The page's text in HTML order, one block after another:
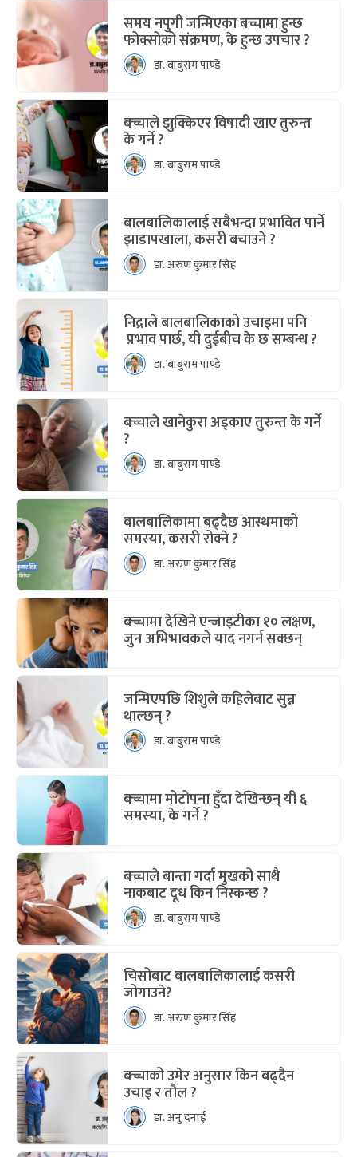
समय नपुगी जन्मिएका बच्चामा हुन्छ
फोक्सोको संक्रमण, के हुन्छ उपचार ?
डा. बाबुराम पाण्डे
बच्चाले झुक्किएर विषादी खाए तुरुन्त
के गर्ने ?
डा. बाबुराम पाण्डे
बालबालिकालाई सबैभन्दा प्रभावित पार्ने
झाडापखाला, कसरी बचाउने ?
डा. अरुण कुमार सिंह
निद्राले बालबालिकाको उचाइमा पनि
प्रभाव पार्छ, यी दुईबीच के छ सम्बन्ध ?
डा. बाबुराम पाण्डे
बच्चाले खानेकुरा अड्काए तुरुन्त के गर्ने
?
डा. बाबुराम पाण्डे
बालबालिकामा बढ्दैछ आस्थमाको
समस्या, कसरी रोक्ने ?
डा. अरुण कुमार सिंह
बच्चामा देखिने एन्जाइटीका १० लक्षण,
जुन अभिभावकले याद नगर्न सक्छन्
जन्मिएपछि शिशुले कहिलेबाट सुन्न
थाल्छन् ?
डा. बाबुराम पाण्डे
बच्चामा मोटोपना हुँदा देखिन्छन् यी ६
समस्या, के गर्ने ?
बच्चाले बान्ता गर्दा मुखको साथै
नाकबाट दूध किन निस्कन्छ ?
डा. बाबुराम पाण्डे
चिसोबाट बालबालिकालाई कसरी
जोगाउने?
डा. अरुण कुमार सिंह
बच्चाको उमेर अनुसार किन बढ्दैन
उचाइ र तौल ?
डा. अनु दनाई